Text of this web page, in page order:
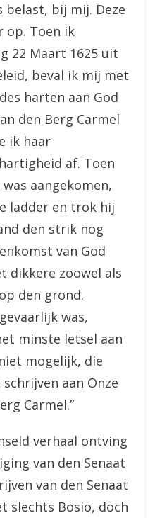
belast, bij mij. Deze
op. Toen ik
22 Maart 1625 uit
beval ik mij met
harten aan God
den Berg Carmel
ik haar
af. Toen
aangekomen,
ladder en trok hij
den strik nog
van God
dikkere zoowel als
den grond.
was,
minste letsel aan
mogelijk, die
aan Onze
Carmel.”
verhaal ontving
van den Senaat
van den Senaat
slechts Bosio, doch